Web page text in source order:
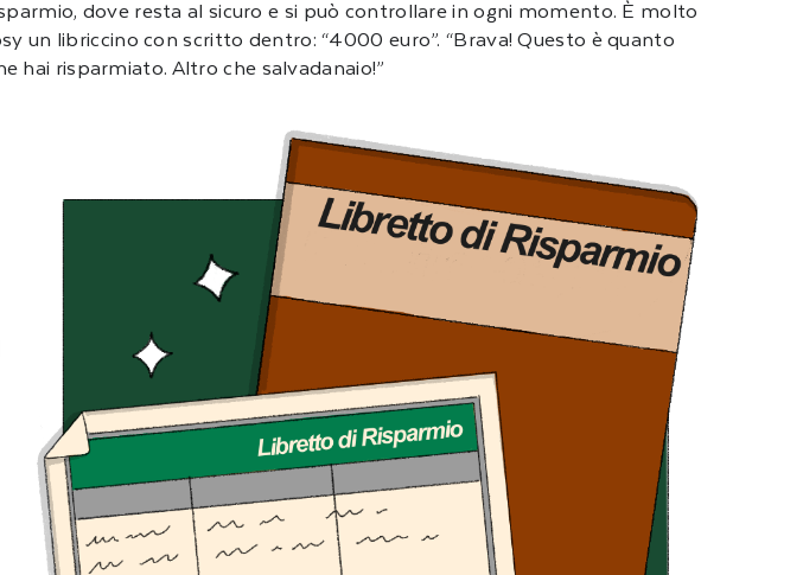
dove resta al sicuro e si può controllare in ogni momento. È molto
un libriccino con scritto dentro: “4000 euro”. “Brava! Questo è quanto
hai risparmiato. Altro che salvadanaio!”